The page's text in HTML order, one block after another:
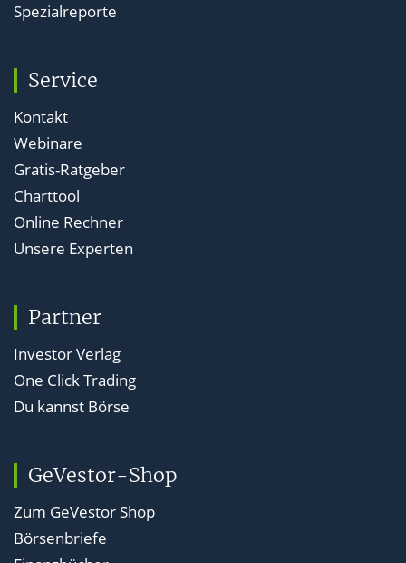
Spezialreporte
Service
Kontakt
Webinare
Gratis-Ratgeber
Charttool
Online Rechner
Unsere Experten
Partner
Investor Verlag
One Click Trading
Du kannst Börse
GeVestor-Shop
Zum GeVestor Shop
Börsenbriefe